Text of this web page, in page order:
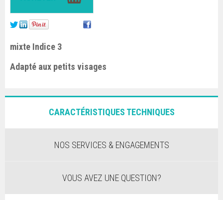
mixte Indice 3
Adapté aux petits visages
CARACTÉRISTIQUES TECHNIQUES
NOS SERVICES & ENGAGEMENTS
VOUS AVEZ UNE QUESTION?